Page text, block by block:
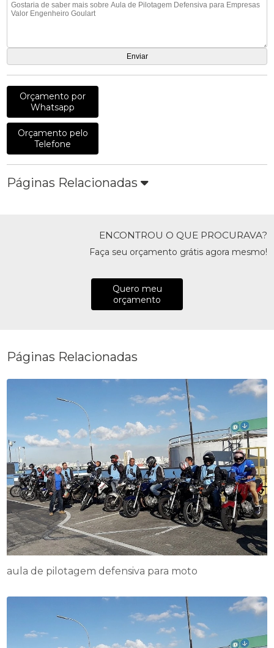
Orçamento por
Whatsapp
Orçamento pelo
Telefone
Páginas Relacionadas
ENCONTROU O QUE PROCURAVA?
Faça seu orçamento grátis agora mesmo!
Quero meu
orçamento
Páginas Relacionadas
aula de pilotagem defensiva para moto